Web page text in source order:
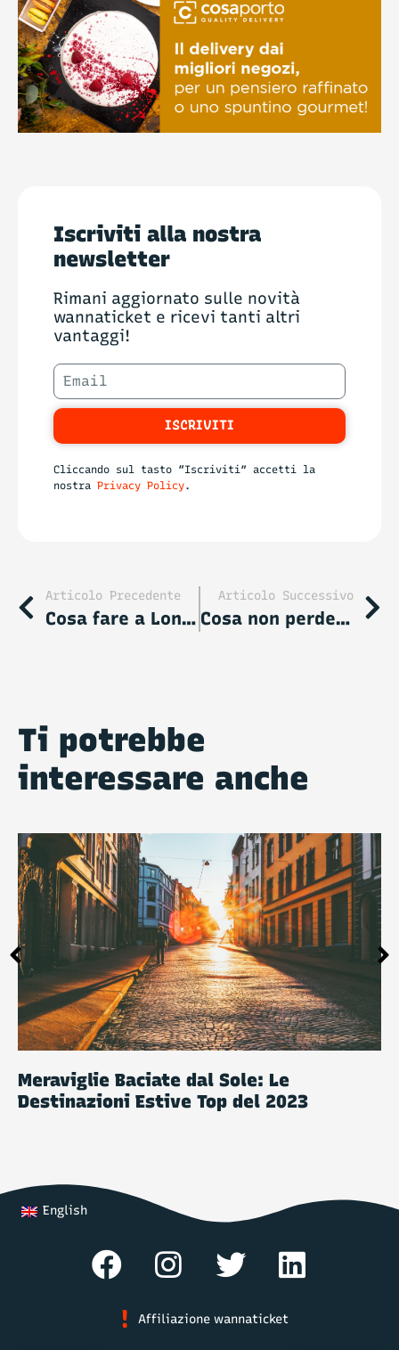
Iscriviti alla nostra
newsletter
Rimani aggiornato sulle novità
wannaticket e ricevi tanti altri
vantaggi!
ISCRIVITI
Cliccando sul tasto “Iscriviti” accetti la
nostra Privacy Policy.
Articolo Precedente
Cosa fare a Londra: guida alle attrazioni e alle attività più famose
Articolo Successivo
Cosa non perdere a Firenze: le attività e attrazioni più belle
Ti potrebbe
interessare anche
Meraviglie Baciate dal Sole: Le
Destinazioni Estive Top del 2023
English
Affiliazione wannaticket